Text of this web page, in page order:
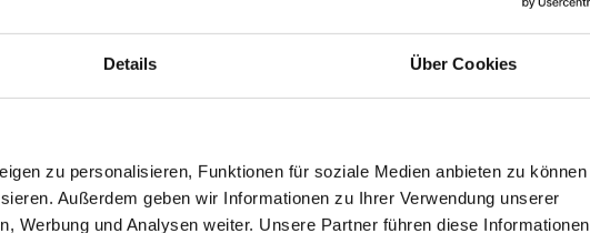
Details Über Cookies
zu personalisieren, Funktionen für soziale Medien anbieten zu können
Außerdem geben wir Informationen zu Ihrer Verwendung unserer
Werbung und Analysen weiter. Unsere Partner führen diese Informationen